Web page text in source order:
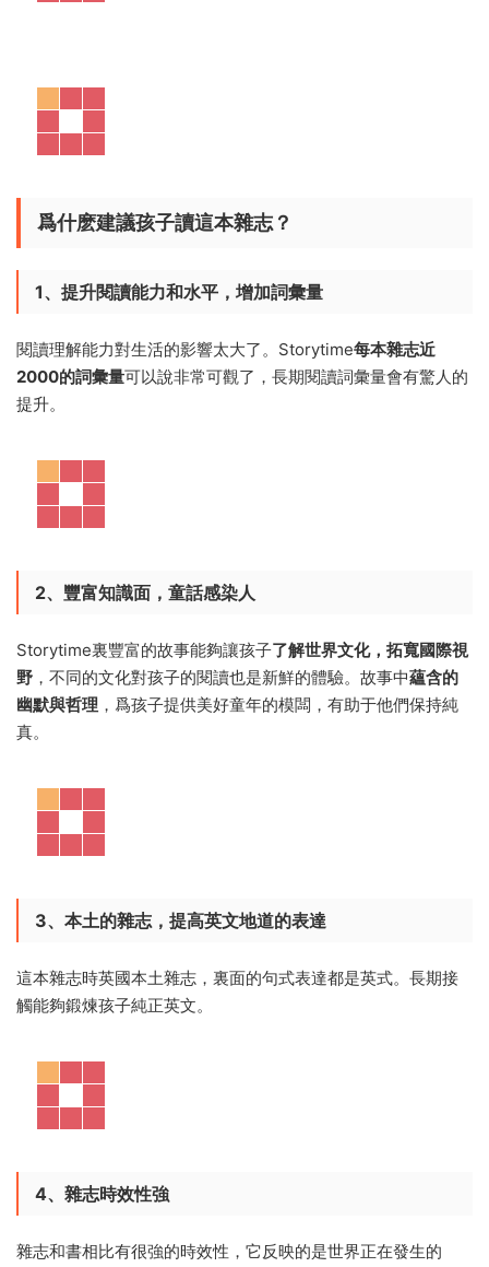
爲什麽建議孩子讀這本雜志？
1、提升閱讀能力和水平，增加詞彙量
閱讀理解能力對生活的影響太大了。Storytime每本雜志近
2000的詞彙量可以說非常可觀了，長期閱讀詞彙量會有驚人的
提升。
2、豐富知識面，童話感染人
Storytime裏豐富的故事能夠讓孩子了解世界文化，拓寬國際視
野 ，不同的文化對孩子的閱讀也是新鮮的體驗。故事中蘊含的
幽默與哲理 ，爲孩子提供美好童年的模闆，有助于他們保持純
真。
3、本土的雜志，提高英文地道的表達
這本雜志時英國本土雜志，裏面的句式表達都是英式。長期接
觸能夠鍛煉孩子純正英文。
4、雜志時效性強
雜志和書相比有很強的時效性，它反映的是世界正在發生的